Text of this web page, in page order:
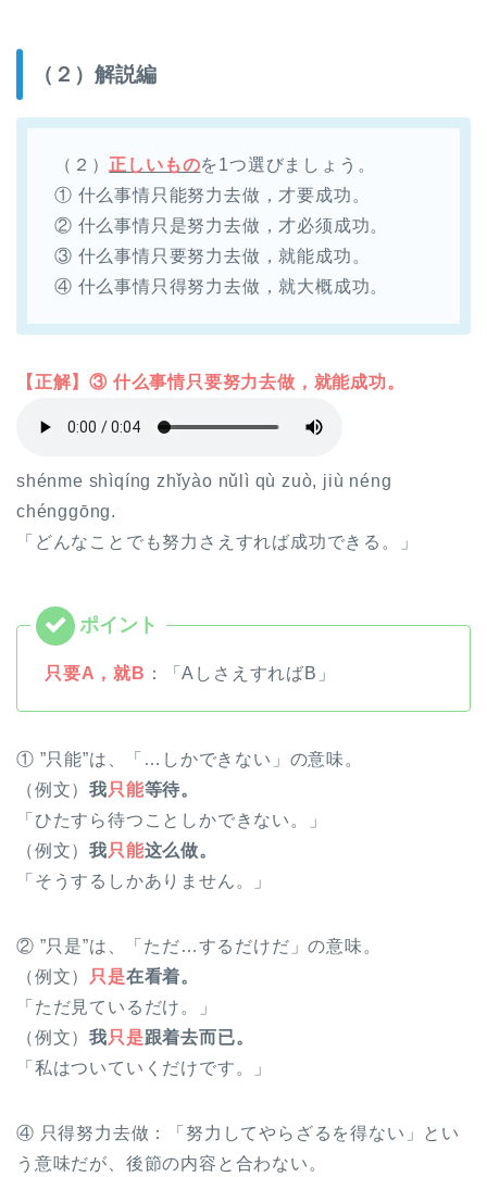
（２）解説編
（２） 正しいものを1つ選びましょう。
① 什么事情只能努力去做，才要成功。
② 什么事情只是努力去做，才必须成功。
③ 什么事情只要努力去做，就能成功。
④ 什么事情只得努力去做，就大概成功。
【正解】③ 什么事情只要努力去做，就能成功。
shénme shìqíng zhǐyào nǔlì qù zuò, jiù néng
chénggōng.
「どんなことでも努力さえすれば成功できる。」
只要A，就B ：「AしさえすればB」
① ”只能”は、「…しかできない」の意味。
（例文）我只能等待。
「ひたすら待つことしかできない。」
（例文）我只能这么做。
「そうするしかありません。」
② ”只是”は、「ただ…するだけだ」の意味。
（例文）
只是在看着。
「ただ見ているだけ。」
（例文）我只是跟着去而已。
「私はついていくだけです。」
④ 只得努力去做：「努力してやらざるを得ない」とい
う意味だが、後節の内容と合わない。